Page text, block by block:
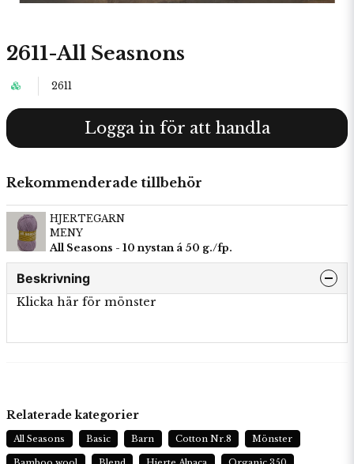
2611-All Seasnons
2611
Logga in för att handla
Rekommenderade tillbehör
HJERTEGARN
MENY
All Seasons - 10 nystan á 50 g./fp.
Beskrivning
Klicka här för mönster
Relaterade kategorier
All Seasons Basic Barn Cotton Nr.8 Mönster